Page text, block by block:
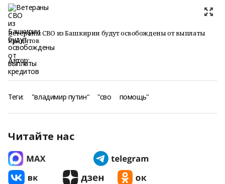
Ветераны СВО из Башкирии будут освобождены от выплаты
кредитов
Автор:
Теги: "владимир путин" "сво помощь"
Читайте нас